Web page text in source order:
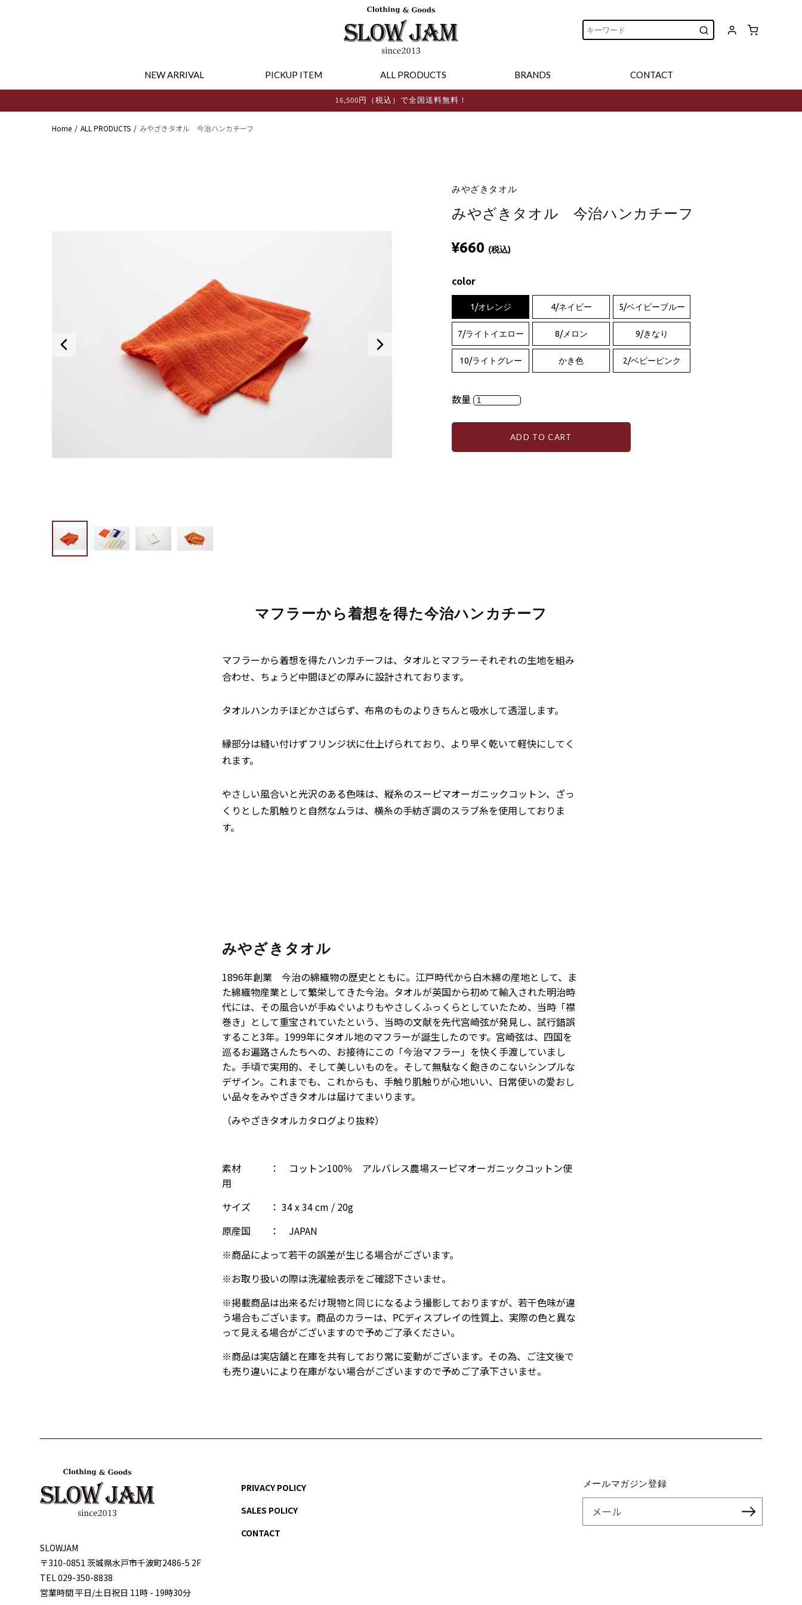
NEW ARRIVAL PICKUP ITEM ALL PRODUCTS BRANDS CONTACT
16,500円（税込）で全国送料無料！
Home ALL PRODUCTS みやざきタオル 今治ハンカチーフ
みやざきタオル
みやざきタオル 今治ハンカチーフ
¥660 (税込)
color
1/オレンジ 4/ネイビー 5/ベイビーブルー
7/ライトイエロー 8/メロン 9/きなり
10/ライトグレー かき色 2/ベビーピンク
数量
ADD TO CART
マフラーから着想を得た今治ハンカチーフ
マフラーから着想を得たハンカチーフは、タオルとマフラーそれぞれの生地を組み
合わせ、ちょうど中間ほどの厚みに設計されております。
タオルハンカチほどかさばらず、布帛のものよりきちんと吸水して透湿します。
縁部分は縫い付けずフリンジ状に仕上げられており、より早く乾いて軽快にしてく
れます。
やさしい風合いと光沢のある色味は、縦糸のスーピマオーガニックコットン、 ざっ
くりとした肌触りと自然なムラは、横糸の手紡ぎ調のスラブ糸を使用しておりま
す。
みやざきタオル
1896年創業 今治の綿織物の歴史とともに。江戸時代から白木綿の産地として、ま
た綿織物産業として繁栄してきた今治。タオルが英国から初めて輸入された明治時
代には、その風合いが手ぬぐいよりもやさしくふっくらとしていたため、当時「襟
巻き」として重宝されていたという、当時の文献を先代宮崎弦が発見し、試行錯誤
すること3年。1999年にタオル地のマフラーが誕生したのです。宮崎弦は、四国を
巡るお遍路さんたちへの、お接待にこの「今治マフラー」を快く手渡していまし
た。手頃で実用的、そして美しいものを。そして無駄なく飽きのこないシンプルな
デザイン。これまでも、これからも、手触り肌触りが心地いい、日常使いの愛おし
い品々をみやざきタオルは届けてまいります。
（みやざきタオルカタログより抜粋）
素材
： コットン100％ アルバレス農場スーピマオーガニックコットン使
用
サイズ ： 34 x 34 cm / 20g
原産国 ： JAPAN
※商品によって若干の誤差が生じる場合がございます。
※お取り扱いの際は洗濯絵表示をご確認下さいませ。
※掲載商品は出来るだけ現物と同じになるよう撮影しておりますが、若干色味が違
う場合もございます。商品のカラーは、PCディスプレイの性質上、実際の色と異な
って見える場合がございますので予めご了承ください。
※商品は実店舗と在庫を共有しており常に変動がございます。その為、ご注文後で
も売り違いにより在庫がない場合がございますので予めご了承下さいませ。
SLOWJAM
〒310-0851 茨城県⽔⼾市千波町2486-5 2F
TEL 029-350-8838
営業時間 平⽇/⼟⽇祝⽇ 11時 - 19時30分
PRIVACY POLICY
SALES POLICY
CONTACT
メールマガジン登録
メール